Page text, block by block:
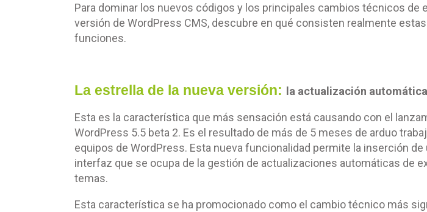
Para dominar los nuevos códigos y los principales cambios técnicos de
versión de WordPress CMS, descubre en qué consisten realmente
funciones.
La estrella de la nueva versión: la actualización automática
Esta es la característica que más sensación está causando con el
WordPress 5.5 beta 2. Es el resultado de más de 5 meses de arduo
equipos de WordPress. Esta nueva funcionalidad permite la inserción de
interfaz que se ocupa de la gestión de actualizaciones automáticas de
temas.
Esta característica se ha promocionado como el cambio técnico más